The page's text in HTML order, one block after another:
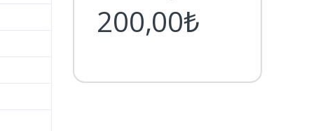
200,00₺